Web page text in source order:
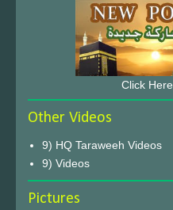
Click Here
Other Videos
9) HQ Taraweeh Videos
9) Videos
Pictures